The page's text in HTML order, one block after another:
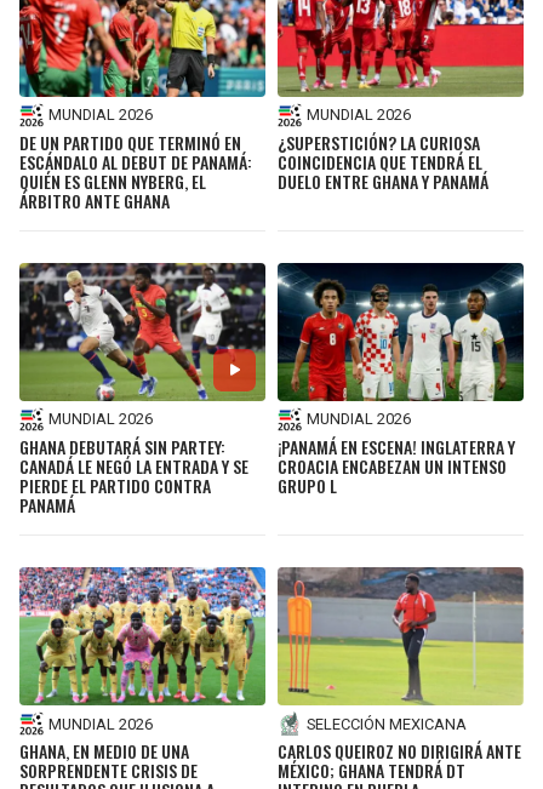
MUNDIAL 2026
DE UN PARTIDO QUE TERMINÓ EN
ESCÁNDALO AL DEBUT DE PANAMÁ:
QUIÉN ES GLENN NYBERG, EL
ÁRBITRO ANTE GHANA
MUNDIAL 2026
¿SUPERSTICIÓN? LA CURIOSA
COINCIDENCIA QUE TENDRÁ EL
DUELO ENTRE GHANA Y PANAMÁ
MUNDIAL 2026
GHANA DEBUTARÁ SIN PARTEY:
CANADÁ LE NEGÓ LA ENTRADA Y SE
PIERDE EL PARTIDO CONTRA
PANAMÁ
MUNDIAL 2026
¡PANAMÁ EN ESCENA! INGLATERRA Y
CROACIA ENCABEZAN UN INTENSO
GRUPO L
MUNDIAL 2026
GHANA, EN MEDIO DE UNA
SORPRENDENTE CRISIS DE
SELECCIÓN MEXICANA
CARLOS QUEIROZ NO DIRIGIRÁ ANTE
MÉXICO; GHANA TENDRÁ DT